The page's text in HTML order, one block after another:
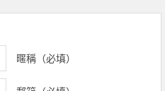
暱稱（必填）